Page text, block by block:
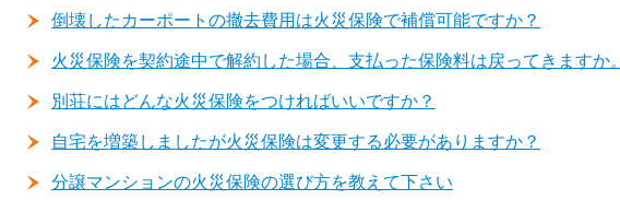
倒壊したカーポートの撤去費用は火災保険で補償可能ですか？
火災保険を契約途中で解約した場合、支払った保険料は戻ってきますか。
別荘にはどんな火災保険をつければいいですか？
自宅を増築しましたが火災保険は変更する必要がありますか？
分譲マンションの火災保険の選び方を教えて下さい